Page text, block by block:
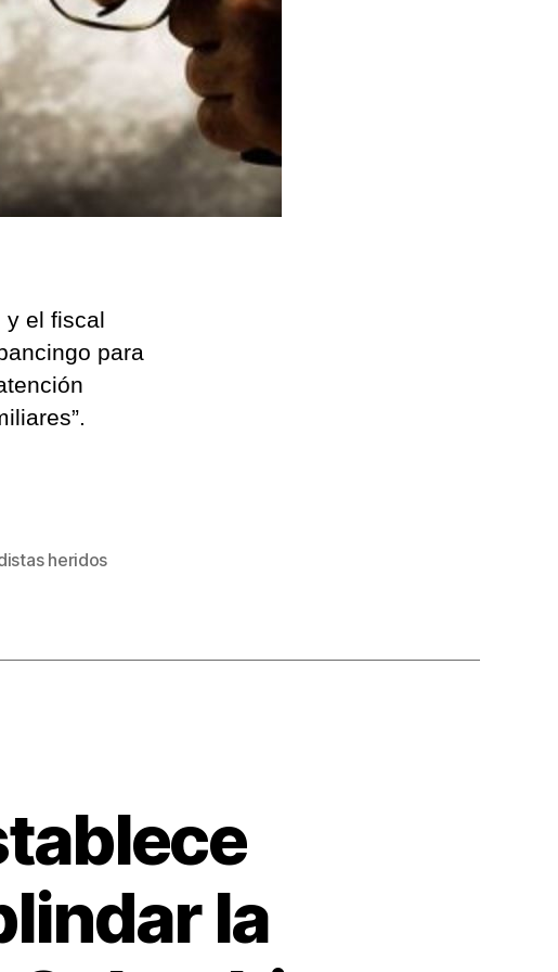
y el fiscal
para
heridos
la